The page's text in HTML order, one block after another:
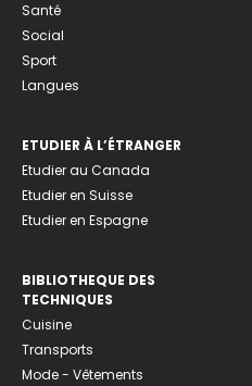
Santé
Social
Sport
Langues
ETUDIER À L’ÉTRANGER
Etudier au Canada
Etudier en Suisse
Etudier en Espagne
BIBLIOTHEQUE DES
TECHNIQUES
Cuisine
Transports
Mode - Vêtements